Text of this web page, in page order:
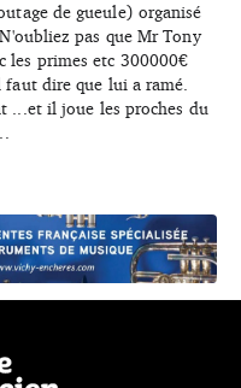
de gueule) organisé
pas que Mr Tony
les primes etc 300000€
dire que lui a ramé.
...et il joue les proches du